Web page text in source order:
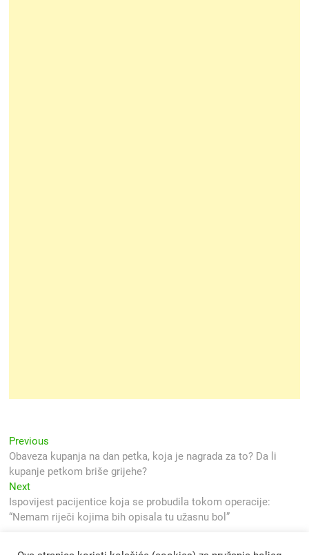
Navigacija
objava
Previous
post:
Obaveza kupanja na dan petka, koja je nagrada za to? Da li
kupanje petkom briše grijehe?
NextNext
post:
Ispovijest pacijentice koja se probudila tokom operacije:
“Nemam riječi kojima bih opisala tu užasnu bol”